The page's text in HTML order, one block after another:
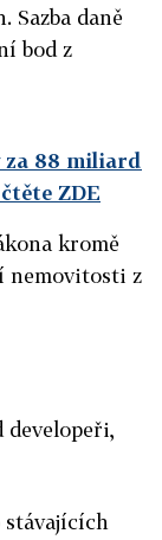
Sazba daně
bod z
za 88 miliard
ZDE
kromě
nemovitosti z
stávajících